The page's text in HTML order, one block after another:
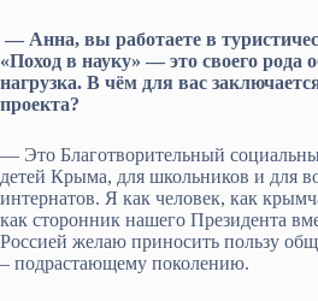
— Анна, вы работаете в
«Поход в науку» — это своего рода
нагрузка. В чём для вас
проекта?
— Это Благотворительный
детей Крыма, для школьников и для
интернатов. Я как человек, как
как сторонник нашего Президента
Россией желаю приносить пользу
– подрастающему поколению.